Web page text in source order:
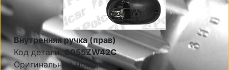
Внутренняя ручка (прав)
Код детали:6055ZW42C
Оригинальный номер: